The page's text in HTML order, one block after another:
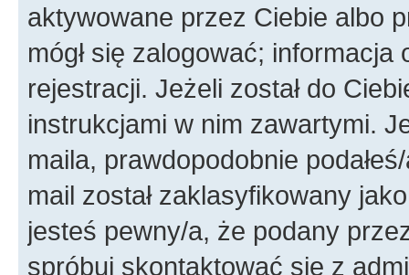
aktywowane przez Ciebie albo
mógł się zalogować;
rejestracji. Jeżeli został do
instrukcjami w nim zawartymi.
maila, prawdopodobnie
mail został zaklasyfikowany
jesteś pewny/a, że podany
spróbuj skontaktować się z